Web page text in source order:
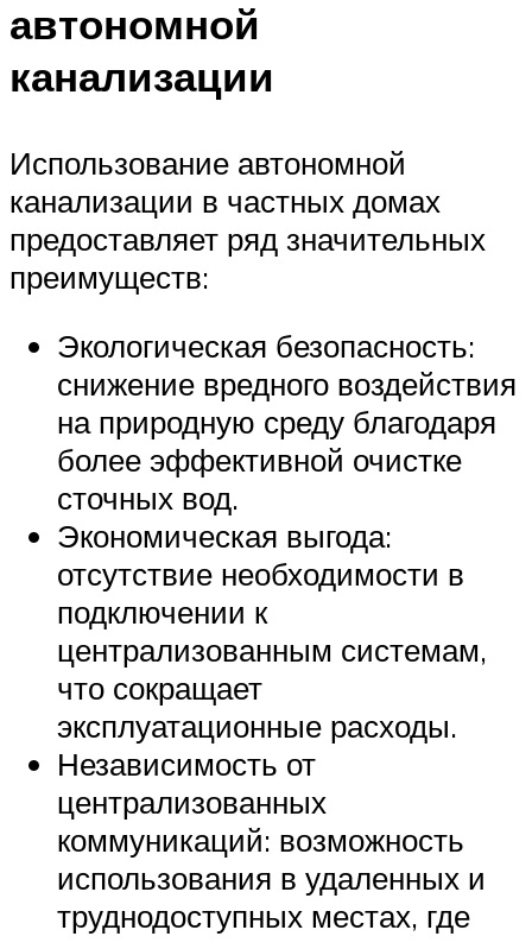
автономной
канализации
Использование автономной
канализации в частных домах
предоставляет ряд значительных
преимуществ:
Экологическая безопасность:
снижение вредного воздействия
на природную среду благодаря
более эффективной очистке
сточных вод.
Экономическая выгода:
отсутствие необходимости в
подключении к
централизованным системам,
что сокращает
эксплуатационные расходы.
Независимость от
централизованных
коммуникаций: возможность
использования в удаленных и
труднодоступных местах, где